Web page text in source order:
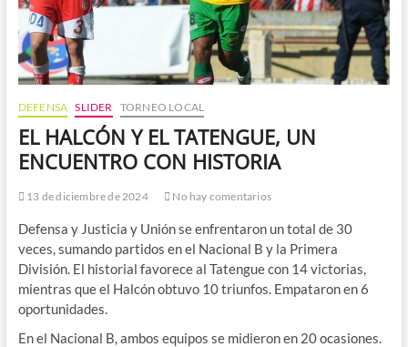
DEFENSA SLIDER TORNEO LOCAL
EL HALCÓN Y EL TATENGUE, UN
ENCUENTRO CON HISTORIA
13 de diciembre de 2024 No hay comentarios
Defensa y Justicia y Unión se enfrentaron un total de 30
veces, sumando partidos en el Nacional B y la Primera
División. El historial favorece al Tatengue con 14 victorias,
mientras que el Halcón obtuvo 10 triunfos. Empataron en 6
oportunidades.
En el Nacional B, ambos equipos se midieron en 20 ocasiones.